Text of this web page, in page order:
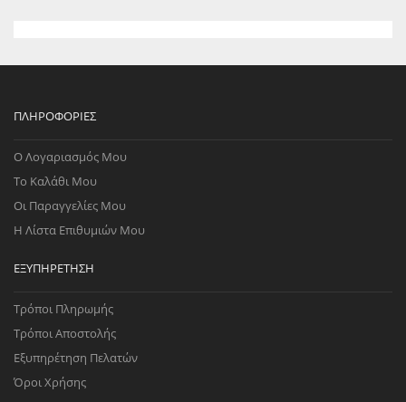
ΠΛΗΡΟΦΟΡΊΕΣ
Ο Λογαριασμός Μου
Το Καλάθι Μου
Οι Παραγγελίες Μου
Η Λίστα Επιθυμιών Μου
ΕΞΥΠΗΡΈΤΗΣΗ
Τρόποι Πληρωμής
Τρόποι Αποστολής
Εξυπηρέτηση Πελατών
Όροι Χρήσης